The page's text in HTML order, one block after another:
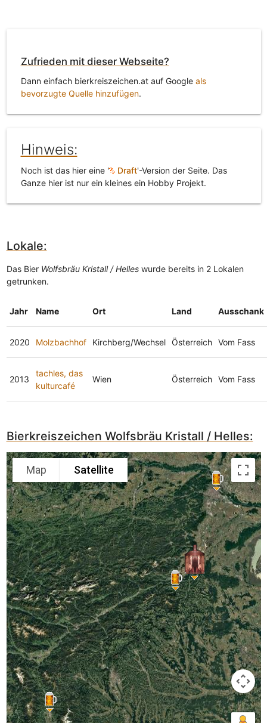
Zufrieden mit dieser Webseite?
Dann einfach bierkreiszeichen.at auf Google als
bevorzugte Quelle hinzufügen.
Hinweis:
Noch ist das hier eine ' Draft'-Version der Seite. Das
Ganze hier ist nur ein kleines ein Hobby Projekt.
Lokale:
Das Bier Wolfsbräu Kristall / Helleswurde bereits in 2 Lokalen
getrunken.
Jahr Name Ort Land Ausschank
2020 Molzbachhof Kirchberg/Wechsel Österreich Vom Fass
2013
tachles, das
kulturcafé
Wien Österreich Vom Fass
Bierkreiszeichen Wolfsbräu Kristall / Helles:
Map Satellite